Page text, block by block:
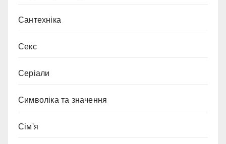
Сантехніка
Секс
Серіали
Символіка та значення
Сім'я